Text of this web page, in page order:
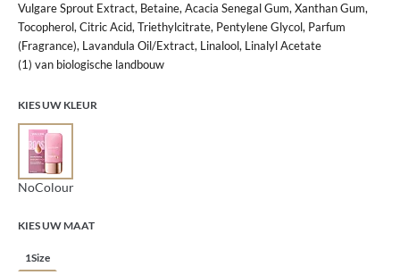
Vulgare Sprout Extract, Betaine, Acacia Senegal Gum, Xanthan Gum,
Tocopherol, Citric Acid, Triethylcitrate, Pentylene Glycol, Parfum
(Fragrance), Lavandula Oil/Extract, Linalool, Linalyl Acetate
(1) van biologische landbouw
KIES UW KLEUR
NoColour
KIES UW MAAT
1Size